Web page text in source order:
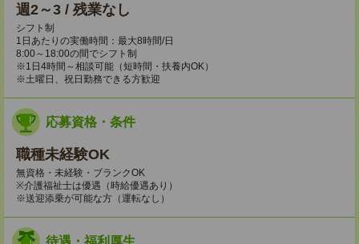
週2～3 / 残業なし
シフト制
1日あたりの実働時間：最大8時間/日
8:00～18:00の間でシフト制
※1日4時間～相談可能（短時間・扶養内OK）
※土曜日、祝日勤務できる方歓迎
応募資格・条件
職種未経験OK
無資格・未経験・ブランクOK
※介護福祉士は優遇（時給優遇あり）
※送迎添乗が可能な方（運転なし）
待遇・福利厚生